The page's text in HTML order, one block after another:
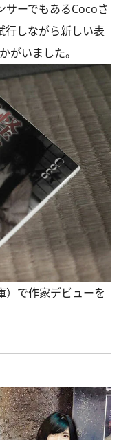
サーでもあるCocoさ
行しながら新しい表
がいました。
）で作家デビューを